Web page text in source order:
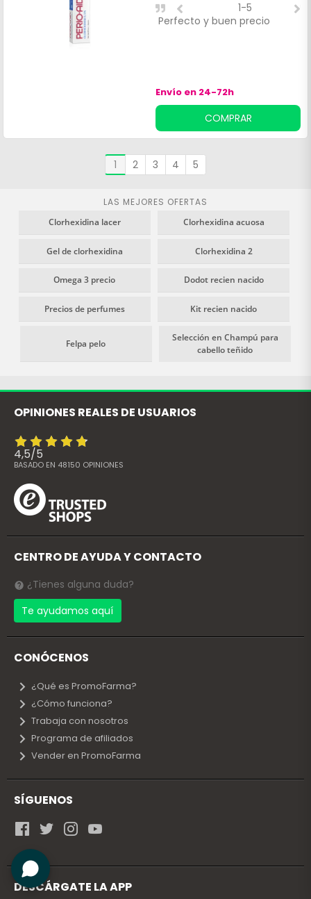
Perfecto y buen precio
1-5
Envío en 24-72h
COMPRAR
1 2 3 4 5
LAS MEJORES OFERTAS
Clorhexidina lacer
Clorhexidina acuosa
Gel de clorhexidina Clorhexidina 2
Omega 3 precio Dodot recien nacido
Precios de perfumes Kit recien nacido
Felpa pelo
Selección en Champú para
cabello teñido
OPINIONES REALES DE USUARIOS
4,5/5
BASADO EN 48150 OPINIONES
CENTRO DE AYUDA Y CONTACTO
¿Tienes alguna duda?
Te ayudamos aquí
CONÓCENOS
¿Qué es PromoFarma?
¿Cómo funciona?
Trabaja con nosotros
Programa de afiliados
Vender en PromoFarma
SÍGUENOS
DESCÁRGATE LA APP